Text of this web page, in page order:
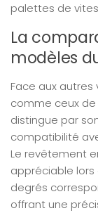
palettes de
La
modèles
Face aux
comme ceux de
distingue par
compatibilité
Le revêtement
appréciable lors
degrés
offrant une